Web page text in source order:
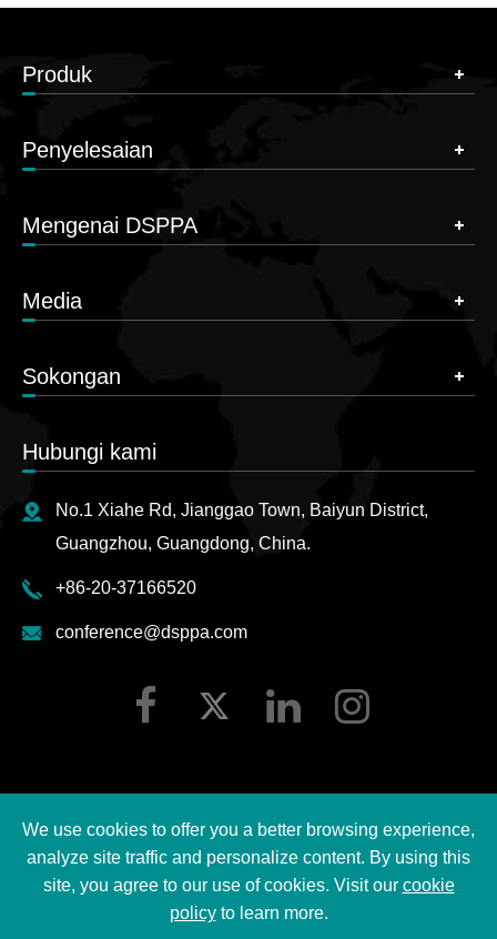
Produk
Penyelesaian
Mengenai DSPPA
Media
Sokongan
Hubungi kami
No.1 Xiahe Rd, Jianggao Town, Baiyun District,
Guangzhou, Guangdong, China.
+86-20-37166520
conference@dsppa.com
Hak cipta ©
2026 Guangzhou DSPPA Audio Co., Ltd.
Semua hak cipta terpelihara.
Sitemap
| Dasar privasi DSPPA
We use cookies to offer you a better browsing experience,
analyze site traffic and personalize content. By using this
site, you agree to our use of cookies. Visit our cookie
policyto learn more.